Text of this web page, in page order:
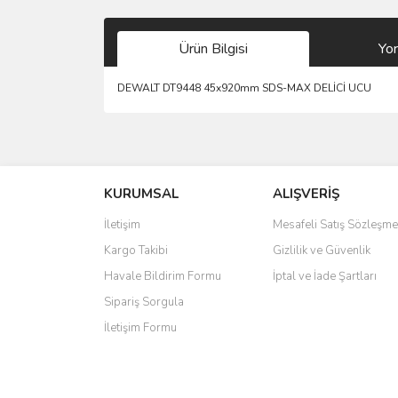
Ürün Bilgisi
DEWALT DT9448 45x920mm SDS-MAX DELİCİ UCU
Ürün resmi kalitesiz, bozuk veya görüntülenemiyor.
Ürün açıklamasında eksik bilgiler bulunuyor.
Ürün bilgilerinde hatalar bulunuyor.
Ürün fiyatı diğer sitelerden daha pahalı.
Bu ürüne benzer farklı alternatifler olmalı.
KURUMSAL
İletişim
Kargo Takibi
Havale Bildirim Formu
Sipariş Sorgula
İletişim Formu
ALIŞVERİŞ
Mesafeli Satış
Gizlilik ve Güvenlik
İptal ve İade Şartları